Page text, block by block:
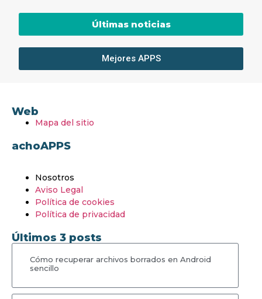
Mejores APPS
Últimas noticias
Web
Mapa del sitio
achoAPPS
Nosotros
Aviso Legal
Política de cookies
Política de privacidad
Últimos 3 posts
Cómo recuperar archivos borrados en Android
sencillo